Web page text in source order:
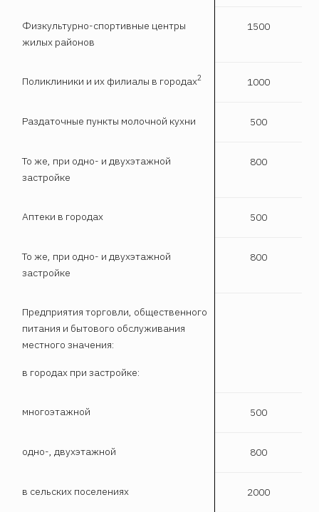
Физкультурно-спортивные центры
жилых районов
1500
Поликлиники и их филиалы в городах2 1000
Раздаточные пункты молочной кухни 500
То же, при одно- и двухэтажной
застройке
800
Аптеки в городах 500
То же, при одно- и двухэтажной
застройке
800
Предприятия торговли, общественного
питания и бытового обслуживания
местного значения:
в городах при застройке:
многоэтажной 500
одно-, двухэтажной 800
в сельских поселениях 2000